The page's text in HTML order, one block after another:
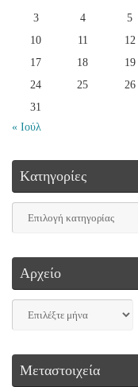
« Ιούλ
3
4 5
10
11 12
17
18 19
24
25 26
31
Kατηγορίες
Αρχείο
Μεταστοιχεία